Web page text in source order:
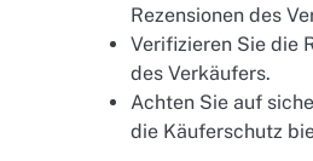
Rezensionen des
Verifizieren Sie die
des Verkäufers.
Achten Sie auf
die Käuferschutz